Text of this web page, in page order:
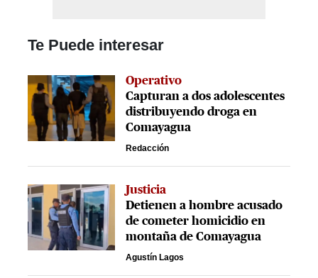
Te Puede interesar
Operativo
Capturan a dos adolescentes
distribuyendo droga en
Comayagua
Redacción
Justicia
Detienen a hombre acusado
de cometer homicidio en
montaña de Comayagua
Agustín Lagos